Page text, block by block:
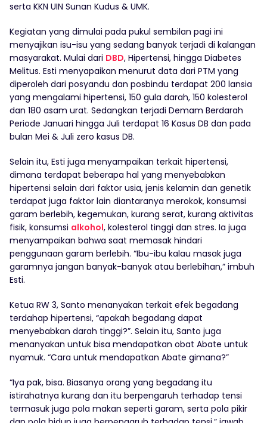
serta KKN UIN Sunan Kudus & UMK.
Kegiatan yang dimulai pada pukul sembilan pagi ini
menyajikan isu-isu yang sedang banyak terjadi di kalangan
masyarakat. Mulai dari DBD, Hipertensi, hingga Diabetes
Melitus. Esti menyapaikan menurut data dari PTM yang
diperoleh dari posyandu dan posbindu terdapat 200 lansia
yang mengalami hipertensi, 150 gula darah, 150 kolesterol
dan 180 asam urat. Sedangkan terjadi Demam Berdarah
Periode Januari hingga Juli terdapat 16 Kasus DB dan pada
bulan Mei & Juli zero kasus DB.
Selain itu, Esti juga menyampaikan terkait hipertensi,
dimana terdapat beberapa hal yang menyebabkan
hipertensi selain dari faktor usia, jenis kelamin dan genetik
terdapat juga faktor lain diantaranya merokok, konsumsi
garam berlebih, kegemukan, kurang serat, kurang aktivitas
fisik, konsumsi alkohol, kolesterol tinggi dan stres. Ia juga
menyampaikan bahwa saat memasak hindari
penggunaan garam berlebih. “Ibu-ibu kalau masak juga
garamnya jangan banyak-banyak atau berlebihan,” imbuh
Esti.
Ketua RW 3, Santo menanyakan terkait efek begadang
terdahap hipertensi, “apakah begadang dapat
menyebabkan darah tinggi?”. Selain itu, Santo juga
menanyakan untuk bisa mendapatkan obat Abate untuk
nyamuk. “Cara untuk mendapatkan Abate gimana?”
“Iya pak, bisa. Biasanya orang yang begadang itu
istirahatnya kurang dan itu berpengaruh terhadap tensi
termasuk juga pola makan seperti garam, serta pola pikir